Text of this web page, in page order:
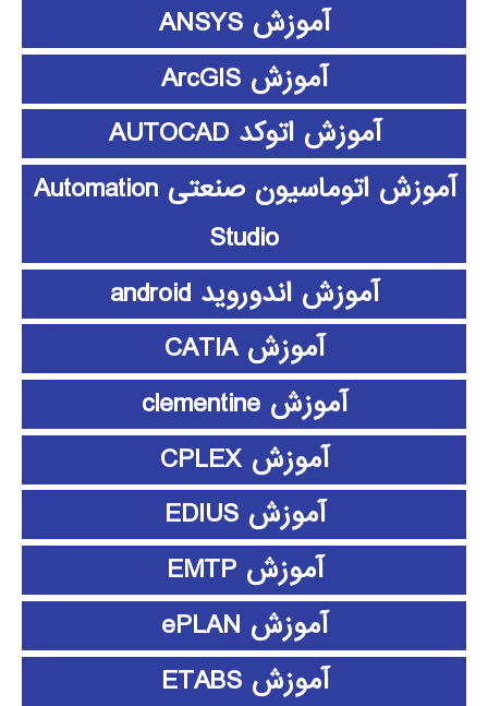
آموزش ANSYS
آموزش ArcGIS
آموزش اتوکد AUTOCAD
آموزش اتوماسیون صنعتی Automation
Studio
آموزش اندوروید android
آموزش CATIA
آموزش clementine
آموزش CPLEX
آموزش EDIUS
آموزش EMTP
آموزش ePLAN
آموزش ETABS